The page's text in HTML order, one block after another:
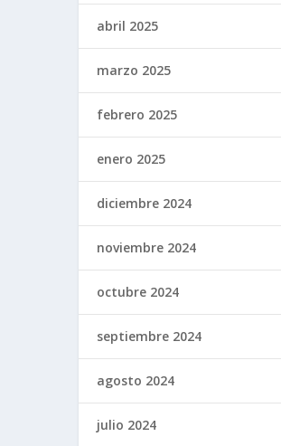
abril 2025
marzo 2025
febrero 2025
enero 2025
diciembre 2024
noviembre 2024
octubre 2024
septiembre 2024
agosto 2024
julio 2024